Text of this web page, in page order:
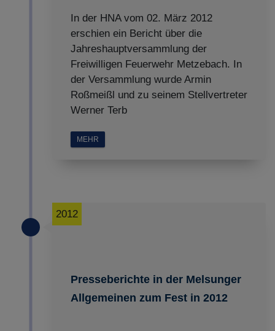
In der HNA vom 02. März 2012
erschien ein Bericht über die
Jahreshauptversammlung der
Freiwilligen Feuerwehr Metzebach. In
der Versammlung wurde Armin
Roßmeißl und zu seinem Stellvertreter
Werner Terb
MEHR
Presseberichte in der Melsunger
Allgemeinen zum Fest in 2012
2012